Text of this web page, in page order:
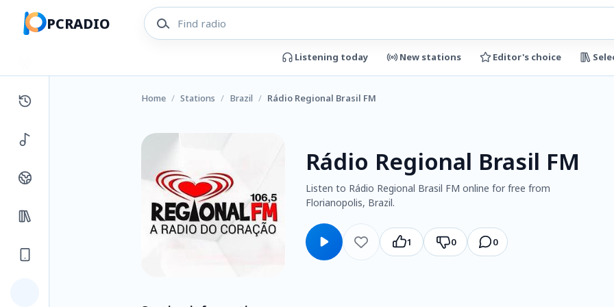
PCRADIO
Listening today New stations Editor's choice
Home / Stations / Brazil / Rádio Regional Brasil FM
Rádio Regional Brasil FM
Listen to Rádio Regional Brasil FM online for free from
Florianopolis, Brazil.
1 0 0